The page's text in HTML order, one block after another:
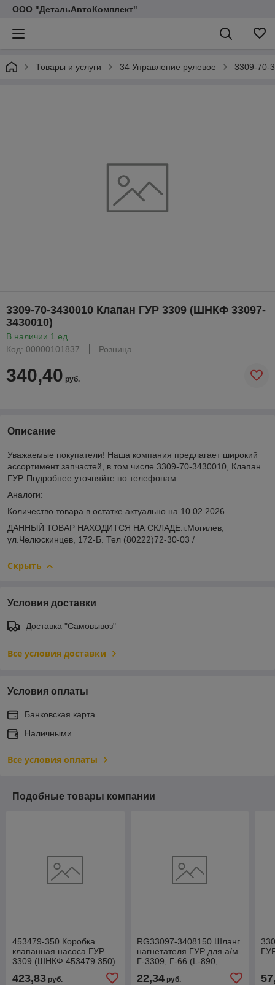
ООО "ДетальАвтоКомплект"
Товары и услуги 34 Управление рулевое 3309-70-
3309-70-3430010 Клапан ГУР 3309 (ШНКФ 33097-
3430010)
В наличии 1 ед.
Код: 00000101837
Розница
340,40 руб.
Описание
Уважаемые покупатели! Наша компания предлагает широкий
ассортимент запчастей, в том числе 3309-70-3430010, Клапан
ГУР. Подробнее уточняйте по телефонам.
Аналоги:
Количество товара в остатке актуально на 10.02.2026
ДАННЫЙ ТОВАР НАХОДИТСЯ НА СКЛАДE:г.Могилев,
ул.Челюскинцев, 172-Б. Тел (80222)72-30-03 /
Скрыть
Условия доставки
Доставка "Самовывоз"
Все условия доставки
Условия оплаты
Банковская карта
Наличными
Все условия оплаты
Подобные товары компании
453479-350 Коробка
клапанная насоса ГУР
3309 (ШНКФ 453479.350)
423,83 руб.
RG33097-3408150 Шланг
нагнетателя ГУР для а/м
Г-3309, Г-66 (L-890,
22,34руб.